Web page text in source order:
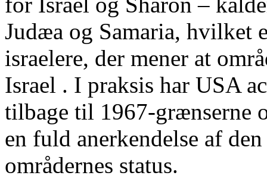
Judæa og Samaria, hvilket
israelere, der mener at
Israel . I praksis har USA
tilbage til 1967-grænserne
en fuld anerkendelse af
områdernes status.